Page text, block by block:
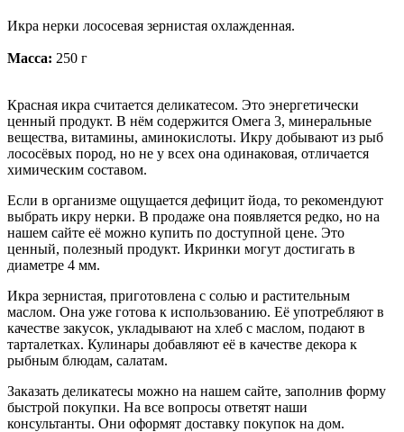
Икра нерки лососевая зернистая охлажденная.
Масса: 250 г
Красная икра считается деликатесом. Это энергетически
ценный продукт. В нём содержится Омега 3, минеральные
вещества, витамины, аминокислоты. Икру добывают из рыб
лососёвых пород, но не у всех она одинаковая, отличается
химическим составом.
Если в организме ощущается дефицит йода, то рекомендуют
выбрать икру нерки. В продаже она появляется редко, но на
нашем сайте её можно купить по доступной цене. Это
ценный, полезный продукт. Икринки могут достигать в
диаметре 4 мм.
Икра зернистая, приготовлена с солью и растительным
маслом. Она уже готова к использованию. Её употребляют в
качестве закусок, укладывают на хлеб с маслом, подают в
тарталетках. Кулинары добавляют её в качестве декора к
рыбным блюдам, салатам.
Заказать деликатесы можно на нашем сайте, заполнив форму
быстрой покупки. На все вопросы ответят наши
консультанты. Они оформят доставку покупок на дом.